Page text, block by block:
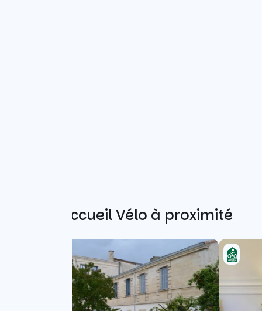
Autres Accueil Vélo à proximité